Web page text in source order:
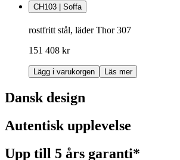
CH103 | Soffa
rostfritt stål, läder Thor 307
151 408 kr
Lägg i varukorgen Läs mer
Dansk design
Autentisk upplevelse
Upp till 5 års garanti*